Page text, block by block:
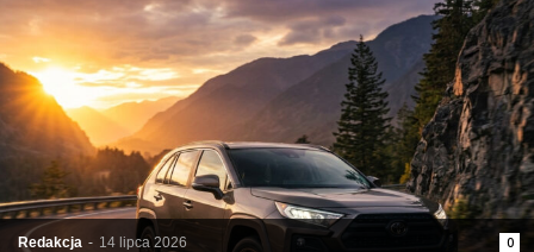
Redakcja - 14 lipca 2026 0